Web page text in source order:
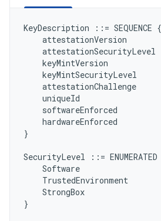
KeyDescription ::= SEQUENCE {
attestationVersion
attestationSecurityLevel
keyMintVersion
keyMintSecurityLevel
attestationChallenge
uniqueId
softwareEnforced
hardwareEnforced
}
SecurityLevel ::=
Software
TrustedEnvironment
StrongBox
}